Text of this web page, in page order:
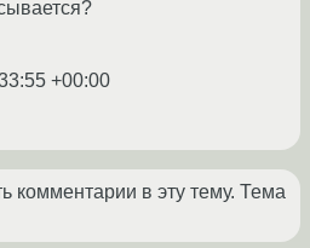
+00:00
комментарии в эту тему. Тема